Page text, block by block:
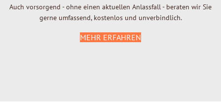
Auch vorsorgend - ohne einen aktuellen Anlassfall - beraten wir Sie
gerne umfassend, kostenlos und unverbindlich.
MEHR ERFAHREN